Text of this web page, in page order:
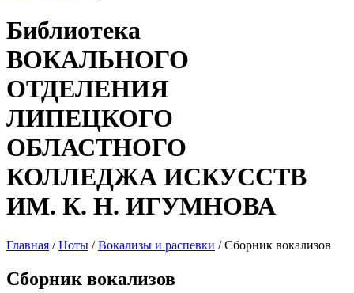
Библиотека
ВОКАЛЬНОГО
ОТДЕЛЕНИЯ
ЛИПЕЦКОГО
ОБЛАСТНОГО
КОЛЛЕДЖА ИСКУССТВ
ИМ. К. Н. ИГУМНОВА
Главная /Ноты /Вокализы и распевки /Сборник вокализов
Сборник вокализов